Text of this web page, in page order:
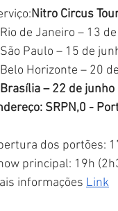
Nitro Circus
de Janeiro – 13
Paulo – 15 de
Belo Horizonte – 20
– 22 de junho
SRPN,0 -
dos portões:
principal: 19h
informações Link